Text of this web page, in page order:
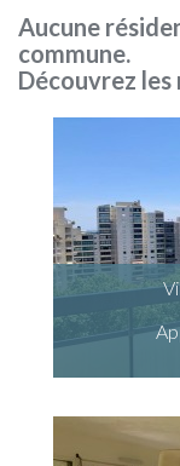
Aucune
commune.
Découvrez